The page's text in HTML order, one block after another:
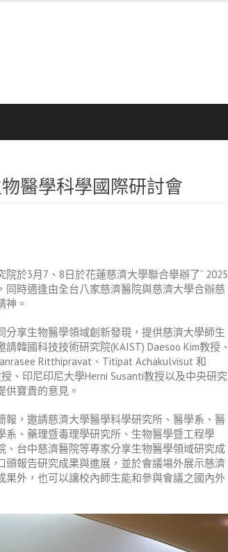
醫學科學國際研討會
院於3月7 、 8日於花蓮慈濟大學聯合舉辦了“ 2025
，同時適逢由全台八家慈濟醫院與慈濟大學合辦慈
神。
享生物醫學領域創新發現，提供慈濟大學師生
請韓國科技技術研究院(KAIST) Daesoo Kim教授、
Ritthipravat 、 Titipat Achakulvisut 和
、印尼印尼大學Herni Susanti教授以及中央研究
供寶貴的意見。
，邀請慈濟大學醫學科學研究所、醫學系、醫
、藥理暨毒理學研究所、生物醫學暨工程學
台中慈濟醫院等專家分享生物醫學領域研究成
報告研究成果與進展，並於會議場外展示慈濟
外，也可以讓校內師生能和參與會議之國內外